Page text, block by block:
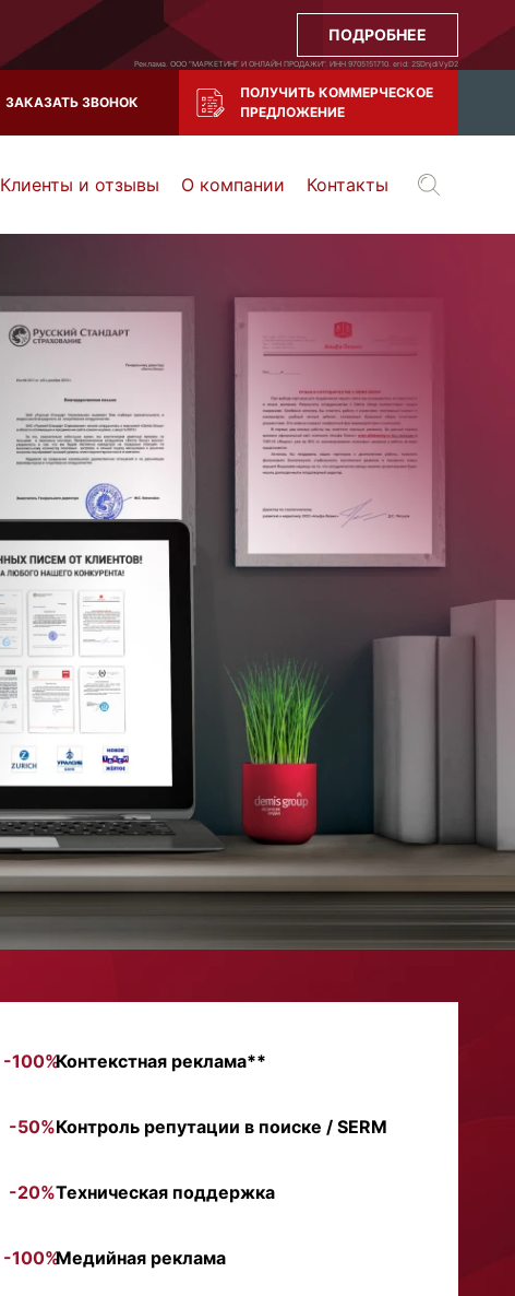
ПОДРОБНЕЕ
Реклама. ООО "МАРКЕТИНГ И ОНЛАЙН ПРОДАЖИ". ИНН 9705151710. erid: 2SDnjdiVyD2
ЗАКАЗАТЬ ЗВОНОК
ПОЛУЧИТЬ КОММЕРЧЕСКОЕ
ПРЕДЛОЖЕНИЕ
Воронеж
Тула
Клиенты и отзывы О компании Контакты
-100%Контекстная реклама**
-50%Контроль репутации в поиске / SERM
-20%Техническая поддержка
-100%Медийная реклама